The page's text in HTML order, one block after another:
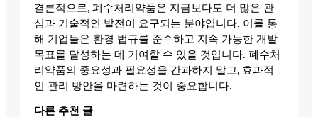
결론적으로, 폐수처리약품은 지금보다도 더 많은 관
심과 기술적인 발전이 요구되는 분야입니다. 이를 통
해 기업들은 환경 법규를 준수하고 지속 가능한 개발
목표를 달성하는 데 기여할 수 있을 것입니다. 폐수처
리약품의 중요성과 필요성을 간과하지 말고, 효과적
인 관리 방안을 마련하는 것이 중요합니다.
다른 추천 글